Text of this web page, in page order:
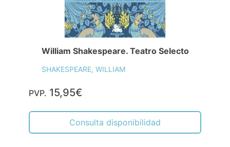
William Shakespeare. Teatro Selecto
SHAKESPEARE, WILLIAM
PVP. 15,95€
Consulta disponibilidad